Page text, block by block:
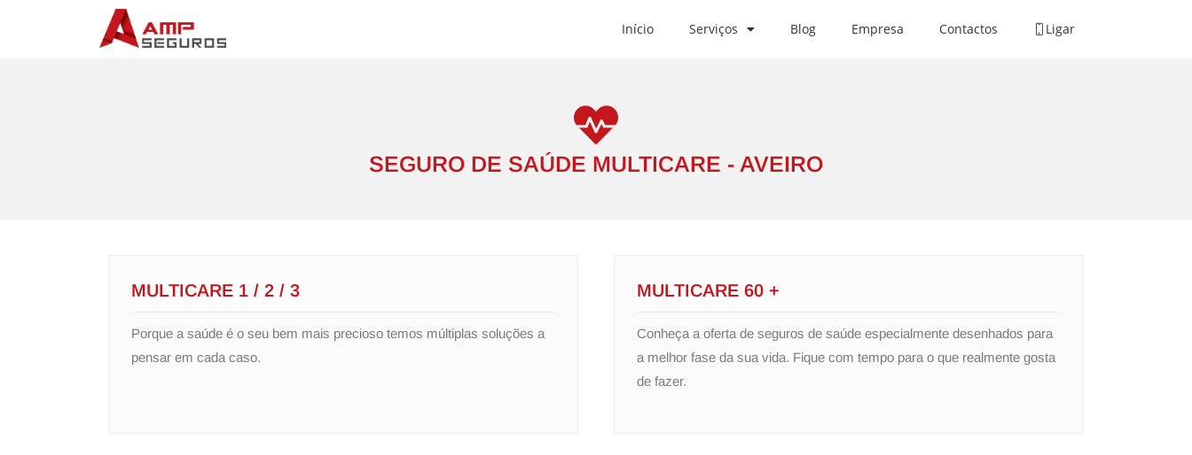
Início Serviços Blog Empresa Contactos Ligar
SEGURO DE SAÚDE MULTICARE - AVEIRO
MULTICARE 1 / 2 / 3
Porque a saúde é o seu bem mais precioso temos múltiplas soluções a
pensar em cada caso.
MULTICARE 60 +
Conheça a oferta de seguros de saúde especialmente desenhados para
a melhor fase da sua vida. Fique com tempo para o que realmente gosta
de fazer.